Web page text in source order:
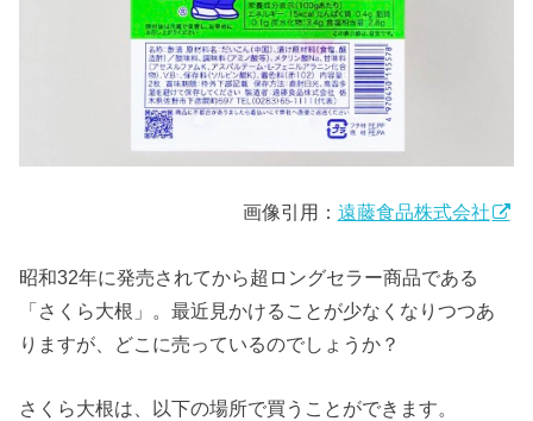
画像引用： 遠藤食品株式会社
昭和32年に発売されてから超ロングセラー商品である
「さくら大根」。最近見かけることが少なくなりつつあ
りますが、どこに売っているのでしょうか？
さくら大根は、以下の場所で買うことができます。